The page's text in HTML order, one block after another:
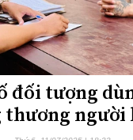
đối tượng
người